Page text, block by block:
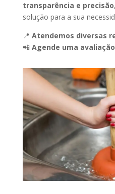
transparência e precisão
solução para a sua
📍 Atendemos diversas
📲 Agende uma